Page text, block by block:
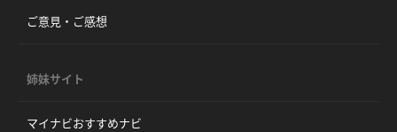
ご意見・ご感想
姉妹サイト
マイナビおすすめナビ